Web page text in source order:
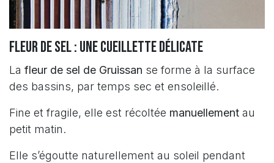
Fleur de sel : une cueillette délicate
La fleur de sel de Gruissan se forme à la surface
des bassins, par temps sec et ensoleillé.
Fine et fragile, elle est récoltée manuellement au
petit matin.
Elle s’égoutte naturellement au soleil pendant